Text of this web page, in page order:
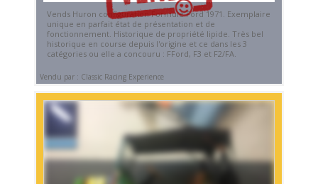
Vends Huron configuration Formule Ford 1971. Exemplaire
unique en parfait état de présentation et de
fonctionnement. Historique de propriété lipide. Très bel
historique en course depuis l'origine et ce dans les 3
catégories ou elle a concouru : FFord, F3 et F2/FA.
Vendu par : Classic Racing Experience